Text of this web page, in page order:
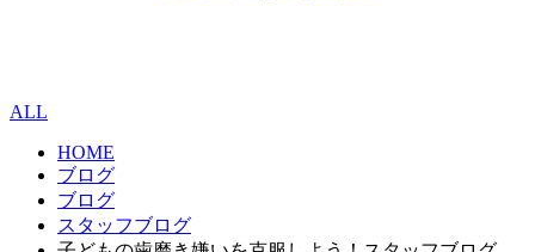
ALL
HOME
ブログ
ブログ
スタッフブログ